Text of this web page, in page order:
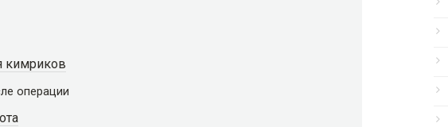
кимриков
операции